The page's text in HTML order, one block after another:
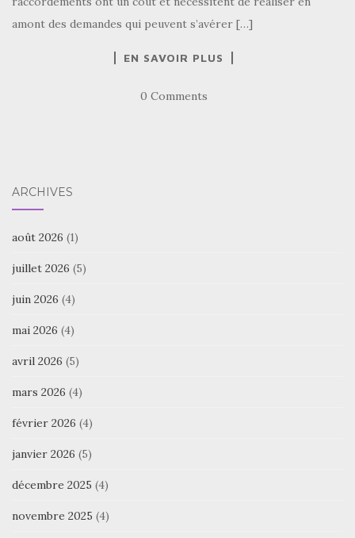
amont des demandes qui peuvent s’avérer […]
EN SAVOIR PLUS
0 Comments
ARCHIVES
août 2026 (1)
juillet 2026 (5)
juin 2026 (4)
mai 2026 (4)
avril 2026 (5)
mars 2026 (4)
février 2026 (4)
janvier 2026 (5)
décembre 2025 (4)
novembre 2025 (4)